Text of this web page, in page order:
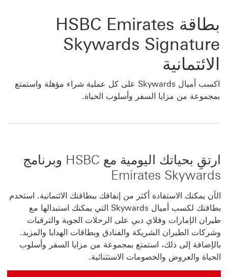
بطاقة HSBC Emirates
Skywards Signature
الائتمانية
اكسب أميال Skywards على كل عملية شراء مؤهلة واستمتع
بمجموعة من مزايا السفر وأسلوب الحياة.
ارتقِ بحياتك اليومية مع HSBC وبرنامج
Emirates Skywards
الآن يمكنك الاستفادة أكثر من إنفاقك ببطاقتك الائتمانية. استخدم
بطاقتك لكسب أميال Skywards التي يمكنك استبدالها مع
طيران الإمارات وفلاي دبي على الرحلات الجوية والترقيات
وشركات الطيران الشريكة والفنادق وبطاقات الهدايا والمزيد.
بالإضافة إلى ذلك، استمتع بمجموعة من مزايا السفر وأسلوب
الحياة والعروض والخصومات الاستثنائية.